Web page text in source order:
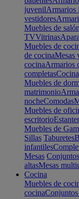
juvenilArmarios
vestidores
Muebles de salón
TVVitrinas
Muebles de
de cocinaMesas
cocinaArmarios
completas
Muebles de
matrimonio
nocheComodas
Muebles de
escritorio
Muebles de
Sillas Taburetes
infantiles
Mesas
altasMesas
Cocina
Muebles de
cocinaConjuntos